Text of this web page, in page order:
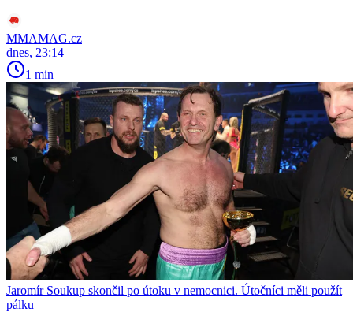
MMAMAG.cz
dnes, 23:14
1 min
Jaromír Soukup skončil po útoku v nemocnici. Útočníci měli použít
pálku